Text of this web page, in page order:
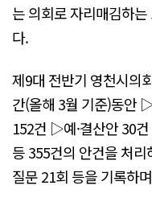
는 의회로 자리매김하
다.
제9대 전반기 영천시의
간(올해 3월 기준)동안
152건 ▷예·결산안 30
등 355건의 안건을 처
질문 21회 등을 기록하